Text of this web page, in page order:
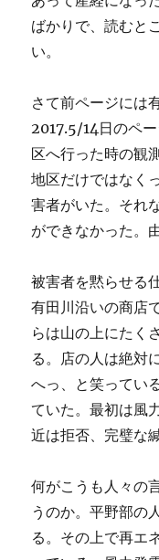
ばかりで、読むと
い。
さて前ページには
2017.5/14日のペ
区へ行った時の観
地区だけではなく
害者がいた。それ
ができなかった。
被害者を黙らせる
有田川沿いの商店
らは山の上にたく
る。店の人は絶対
へっ、と笑ってい
ていた。最初は風
近は拒否、完璧な
何がこうも人々の
うのか。平野部の
る。その上で再エ